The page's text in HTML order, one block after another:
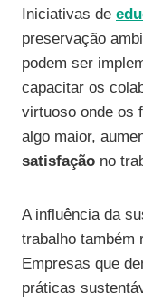
Iniciativas de
preservação
podem ser
capacitar os
virtuoso onde os
algo maior,
satisfação no
A influência da
trabalho também
Empresas que
práticas